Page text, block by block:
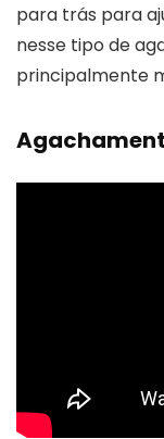
para trás para
nesse tipo de
principalmente